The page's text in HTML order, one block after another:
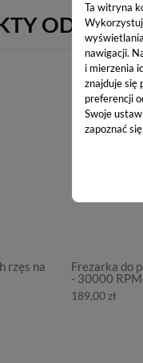
Ta witryna
nawigacji.
i mierzenia
znajduje się
preferencji
Swoje
zapoznać się
OD
rzęs na
Frezarka do
- 30000
189,00 zł